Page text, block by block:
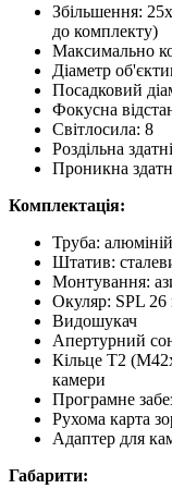
Збільшення:
до комплекту)
Максимально
Діаметр
Посадковий
Фокусна
Світлосила: 8
Роздільна
Проникна
Комплектація:
Труба: алюміній
Штатив:
Монтування:
Окуляр: SPL
Видошукач
Апертурний
Кільце T2
камери
Програмне
Рухома карта
Адаптер для
Габарити: